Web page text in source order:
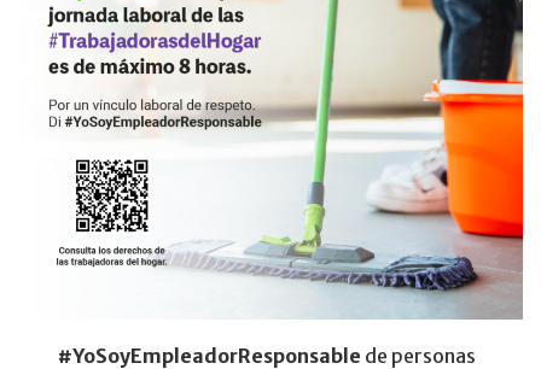
#YoSoyEmpleadorResponsable de personas